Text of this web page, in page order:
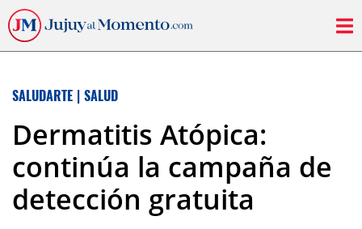
SALUDARTE | SALUD
Dermatitis Atópica:
continúa la campaña de
detección gratuita